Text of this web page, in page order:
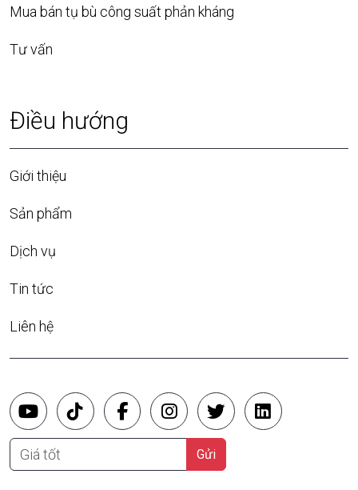
Mua bán tụ bù công suất phản kháng
Tư vấn
Điều hướng
Giới thiệu
Sản phẩm
Dịch vụ
Tin tức
Liên hệ
Giá tốt Gửi